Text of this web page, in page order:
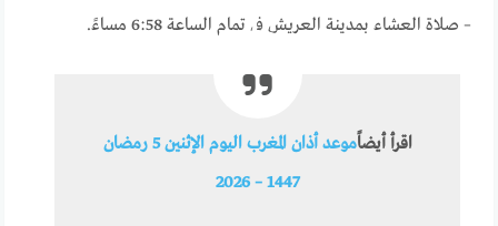
– صلاة العشاء بمدينة العريش في تمام الساعة 6:58 مساءً.
اقرأ أيضاً
موعد أذان المغرب اليوم الإثنين 5 رمضان
1447 – 2026